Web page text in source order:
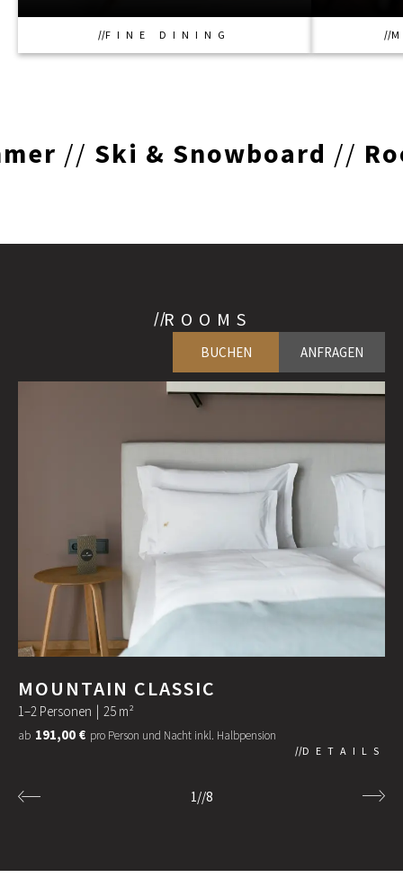
FINE DINING
//Ski & Snowboard//Rooms
ROOMS
BUCHEN ANFRAGEN
MOUNTAIN CLASSIC
1–2 Personen | 25 m²
ab 191,00 € pro Person und Nacht inkl. Halbpension
DETAILS
1//8